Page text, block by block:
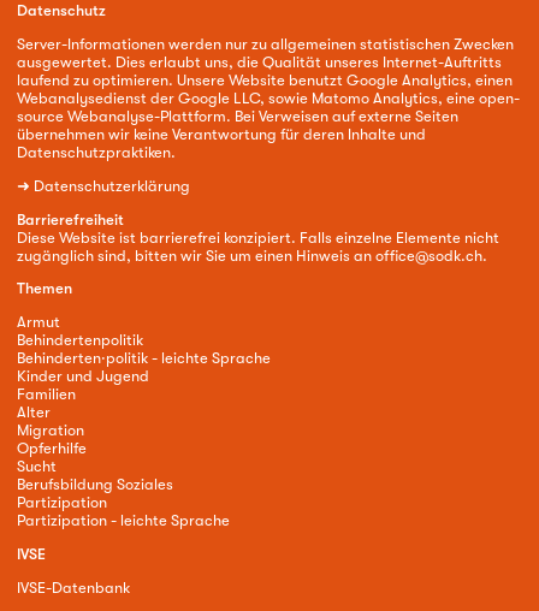
Datenschutz
Server-Informationen werden nur zu allgemeinen statistischen Zwecken
ausgewertet. Dies erlaubt uns, die Qualität unseres Internet-Auftritts
laufend zu optimieren. Unsere Website benutzt Google Analytics, einen
Webanalysedienst der Google LLC, sowie Matomo Analytics, eine open-
source Webanalyse-Plattform. Bei Verweisen auf externe Seiten
übernehmen wir keine Verantwortung für deren Inhalte und
Datenschutzpraktiken.
➜ Datenschutzerklärung
Barrierefreiheit
Diese Website ist barrierefrei konzipiert. Falls einzelne Elemente nicht
zugänglich sind, bitten wir Sie um einen Hinweis an office@sodk.ch.
Themen
Armut
Behindertenpolitik
Behinderten·politik - leichte Sprache
Kinder und Jugend
Familien
Alter
Migration
Opferhilfe
Sucht
Berufsbildung Soziales
Partizipation
Partizipation - leichte Sprache
IVSE
IVSE-Datenbank